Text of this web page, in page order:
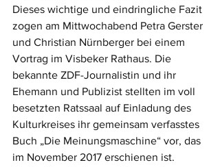
Dieses wichtige und eindringliche Fazit
zogen am Mittwochabend Petra Gerster
und Christian Nürnberger bei einem
Vortrag im Visbeker Rathaus. Die
bekannte ZDF-Journalistin und ihr
Ehemann und Publizist stellten im voll
besetzten Ratssaal auf Einladung des
Kulturkreises ihr gemeinsam verfasstes
Buch „Die Meinungsmaschine“ vor, das
im November 2017 erschienen ist.